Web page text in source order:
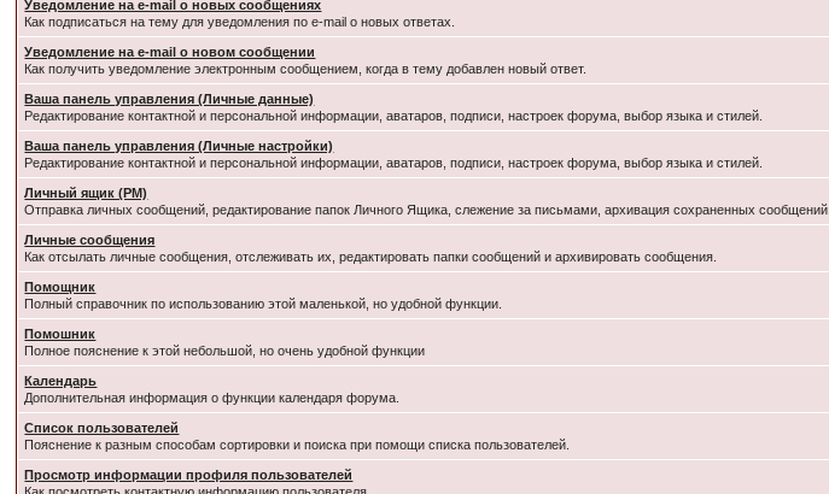
Уведомление на e-mail о новых сообщениях
Как подписаться на тему для уведомления по e-mail о новых ответах.
Уведомление на е-mail о новом сообщении
Как получить уведомление электронным сообщением, когда в тему добавлен новый ответ.
Ваша панель управления (Личные данные)
Редактирование контактной и персональной информации, аватаров, подписи, настроек форума, выбор языка и стилей.
Ваша панель управления (Личные настройки)
Редактирование контактной и персональной информации, аватаров, подписи, настроек форума, выбор языка и стилей.
Личный ящик (PM)
Отправка личных сообщений, редактирование папок Личного Ящика, слежение за письмами, архивация сохраненных сообщений.
Личные сообщения
Как отсылать личные сообщения, отслеживать их, редактировать папки сообщений и архивировать сообщения.
Помощник
Полный справочник по использованию этой маленькой, но удобной функции.
Помошник
Полное пояснение к этой небольшой, но очень удобной функции
Календарь
Дополнительная информация о функции календаря форума.
Список пользователей
Пояснение к разным способам сортировки и поиска при помощи списка пользователей.
Просмотр информации профиля пользователей